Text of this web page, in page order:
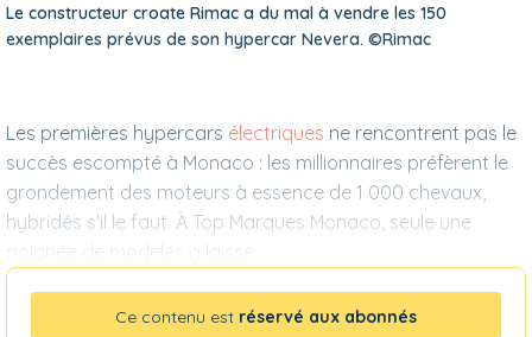
Le constructeur croate Rimac a du mal à vendre les 150
exemplaires prévus de son hypercar Nevera. ©Rimac
Les premières hypercars électriques ne rencontrent pas le
succès escompté à Monaco : les millionnaires préfèrent le
grondement des moteurs à essence de 1 000 chevaux,
hybridés s'il le faut. À Top Marques Monaco, seule une
poignée de modèles a laissé
Ce contenu est réservé aux abonnés